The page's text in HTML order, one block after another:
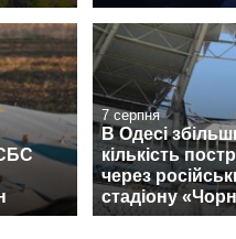
7 серпня
В Одесі
кількість
через
стадіону